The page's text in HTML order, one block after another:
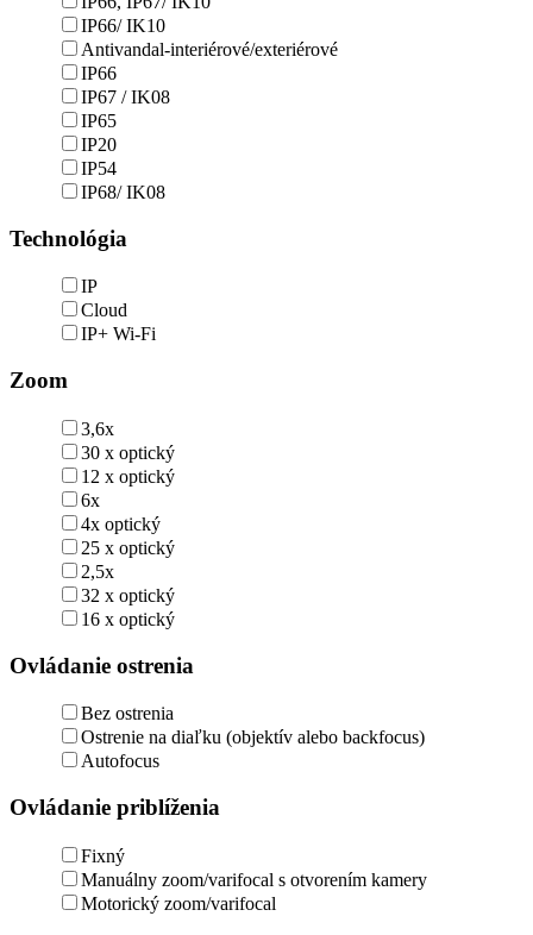
IP66/ IK10
Antivandal-interiérové/exteriérové
IP66
IP67 / IK08
IP65
IP20
IP54
IP68/ IK08
Technológia
IP
Cloud
IP+ Wi-Fi
Zoom
3,6x
30 x optický
12 x optický
6x
4x optický
25 x optický
2,5x
32 x optický
16 x optický
Ovládanie ostrenia
Bez ostrenia
Ostrenie na diaľku (objektív alebo backfocus)
Autofocus
Ovládanie priblíženia
Fixný
Manuálny zoom/varifocal s otvorením kamery
Motorický zoom/varifocal